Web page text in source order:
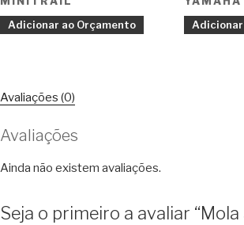
Adicionar ao Orçamento
Avaliações (0)
Avaliações
Ainda não existem avaliações.
Seja o primeiro a avaliar